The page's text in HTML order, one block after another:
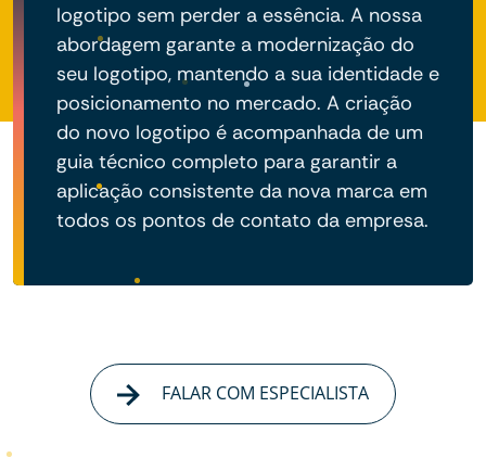
logotipo sem perder a essência. A nossa
abordagem garante a modernização do
seu logotipo, mantendo a sua identidade e
posicionamento no mercado. A criação
do novo logotipo é acompanhada de um
guia técnico completo para garantir a
aplicação consistente da nova marca em
todos os pontos de contato da empresa.
FALAR COM ESPECIALISTA